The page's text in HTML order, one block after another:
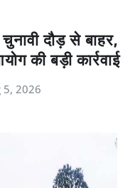
दौड़ से बाहर,
की बड़ी कार्रवाई
5, 2026